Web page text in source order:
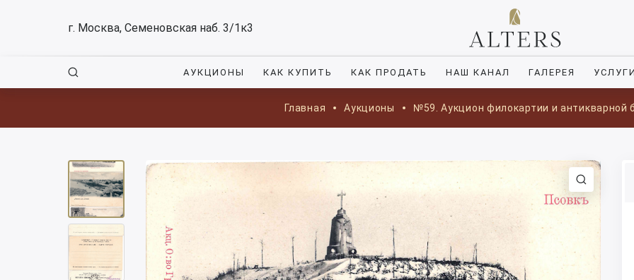
г. Москва, Семеновская наб. 3/1к3
АУКЦИОНЫ КАК КУПИТЬ КАК ПРОДАТЬ НАШ КАНАЛ ГАЛЕРЕЯ
Главная Аукционы №59. Аукцион филокартии и антикварной